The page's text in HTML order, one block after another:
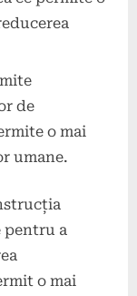
de
o mai
umane.
pentru a
o mai